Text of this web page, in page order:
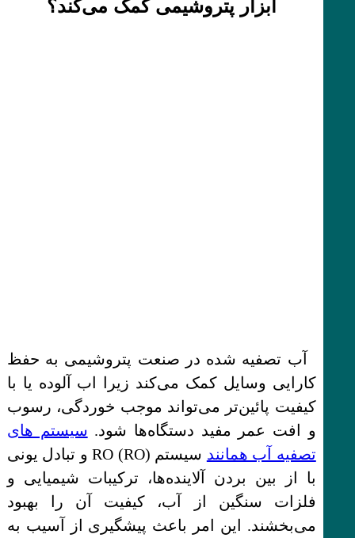
ابزار پتروشیمی کمک می‌کند؟
آب تصفیه شده در صنعت پتروشیمی به حفظ
کارایی وسایل کمک می‌کند زیرا اب آلوده یا با
کیفیت پائین‌تر می‌تواند موجب خوردگی، رسوب
و افت عمر مفید دستگاه‌ها شود. سیستم های
تصفیه آب همانند
سیستم RO (RO) و تبادل یونی
با از بین بردن آلاینده‌ها، ترکیبات شیمیایی و
فلزات سنگین از آب، کیفیت آن را بهبود
می‌بخشند. این امر باعث پیشگیری از آسیب به